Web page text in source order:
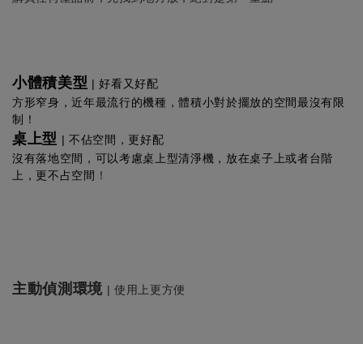
小體積美型 | 好看又好配
方形窄身，近年最流行的機種，體積小對於擺放的空間最沒有限
制！
桌上型 | 不佔空間，更好配
沒有落地空間，可以考慮桌上型清淨機，放在桌子上或者台階
上，更不占空間 ！
主動偵測環境 |使用上更方便